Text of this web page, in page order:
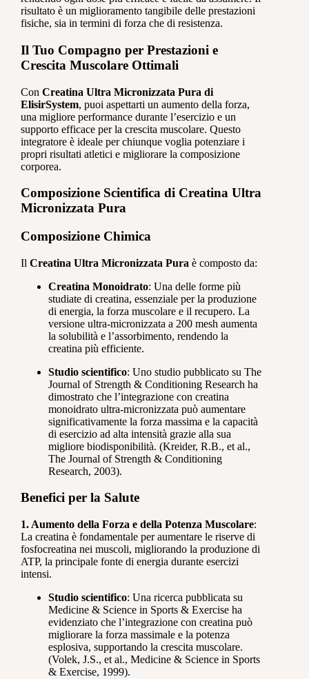
risultato è un miglioramento tangibile delle prestazioni
fisiche, sia in termini di forza che di resistenza.
Il Tuo Compagno per Prestazioni e
Crescita Muscolare Ottimali
Con Creatina Ultra Micronizzata Pura di
ElisirSystem, puoi aspettarti un aumento della forza,
una migliore performance durante l’esercizio e un
supporto efficace per la crescita muscolare. Questo
integratore è ideale per chiunque voglia potenziare i
propri risultati atletici e migliorare la composizione
corporea.
Composizione Scientifica di Creatina Ultra
Micronizzata Pura
Composizione Chimica
Il Creatina Ultra Micronizzata Pura è composto da:
Creatina Monoidrato: Una delle forme più
studiate di creatina, essenziale per la produzione
di energia, la forza muscolare e il recupero. La
versione ultra-micronizzata a 200 mesh aumenta
la solubilità e l’assorbimento, rendendo la
creatina più efficiente.
Studio scientifico: Uno studio pubblicato su The
Journal of Strength & Conditioning Research ha
dimostrato che l’integrazione con creatina
monoidrato ultra-micronizzata può aumentare
significativamente la forza massima e la capacità
di esercizio ad alta intensità grazie alla sua
migliore biodisponibilità. (Kreider, R.B., et al.,
The Journal of Strength & Conditioning
Research, 2003).
Benefici per la Salute
1. Aumento della Forza e della Potenza Muscolare:
La creatina è fondamentale per aumentare le riserve di
fosfocreatina nei muscoli, migliorando la produzione di
ATP, la principale fonte di energia durante esercizi
intensi.
Studio scientifico: Una ricerca pubblicata su
Medicine & Science in Sports & Exercise ha
evidenziato che l’integrazione con creatina può
migliorare la forza massimale e la potenza
esplosiva, supportando la crescita muscolare.
(Volek, J.S., et al., Medicine & Science in Sports
& Exercise, 1999).